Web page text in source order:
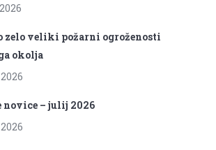
zelo veliki požarni ogroženosti
okolja
novice – julij 2026